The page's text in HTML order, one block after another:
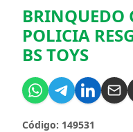
BRINQUEDO
POLICIA
BS TOYS
Código: 149531